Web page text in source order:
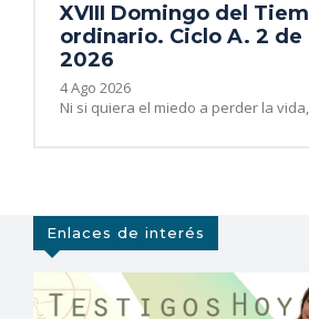
XVIII Domingo del
ordinario. Ciclo A. 2 de
2026
4 Ago 2026
Ni si quiera el miedo a perder la
Enlaces de interés